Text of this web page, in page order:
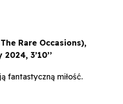
Rare Occasions),
3’10’’
fantastyczną miłość.